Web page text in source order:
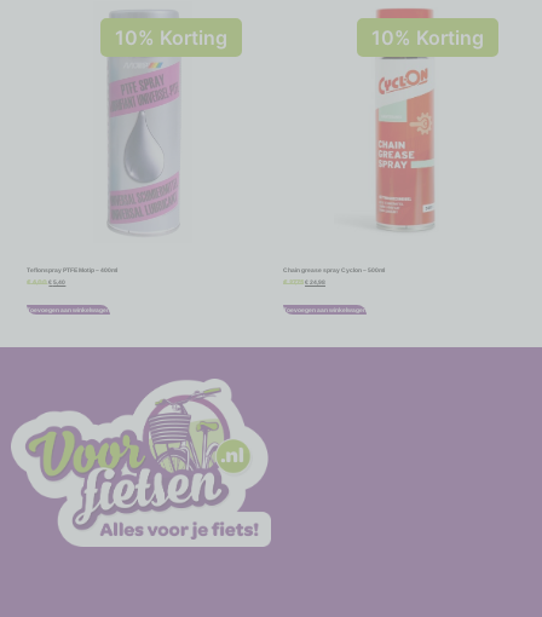
10% Korting
Teflonspray PTFE Motip – 400ml
€ 6,00 € 5,40
Toevoegen aan winkelwagen
10% Korting
Chain grease spray Cyclon – 500ml
€ 27,75 € 24,98
Toevoegen aan winkelwagen